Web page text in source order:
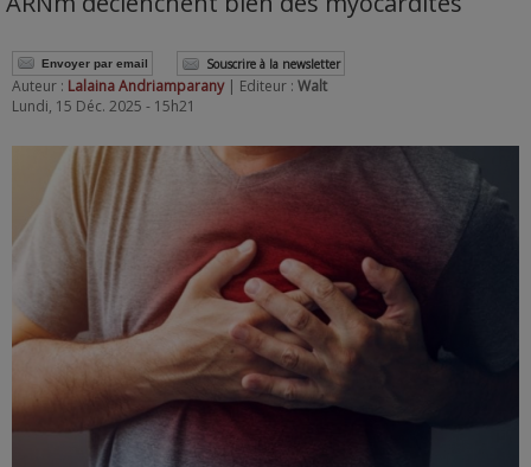
Envoyer par email Souscrire à la newsletter
Auteur : Lalaina Andriamparany | Editeur : Walt
Lundi, 15 Déc. 2025 - 15h21